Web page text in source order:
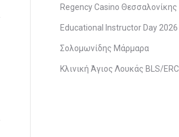
Regency Casino Θεσσαλονίκης
Educational Instructor Day 2026
Σολομωνίδης Μάρμαρα
Κλινική Άγιος Λουκάς BLS/ERC